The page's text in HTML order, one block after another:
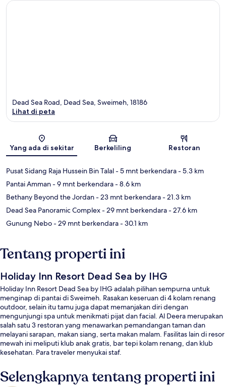
Peta
Dead Sea Road, Dead Sea, Sweimeh, 18186
Lihat di peta
Yang ada di sekitar Berkeliling Restoran
Pusat Sidang Raja Hussein Bin Talal- 5 mnt berkendara- 5.3 km
Pantai Amman- 9 mnt berkendara- 8.6 km
Bethany Beyond the Jordan- 23 mnt berkendara- 21.3 km
Dead Sea Panoramic Complex- 29 mnt berkendara- 27.6 km
Gunung Nebo- 29 mnt berkendara- 30.1 km
Tentang properti ini
Holiday Inn Resort Dead Sea by IHG
Holiday Inn Resort Dead Sea by IHG adalah pilihan sempurna untuk
menginap di pantai di Sweimeh. Rasakan keseruan di 4 kolam renang
outdoor, selain itu tamu juga dapat memanjakan diri dengan
mengunjungi spa untuk menikmati pijat dan facial. Al Deera merupakan
salah satu 3 restoran yang menawarkan pemandangan taman dan
melayani sarapan, makan siang, serta makan malam. Fasilitas lain di resor
mewah ini meliputi klub anak gratis, bar tepi kolam renang, dan klub
kesehatan. Para traveler menyukai staf.
Selengkapnya tentang properti ini